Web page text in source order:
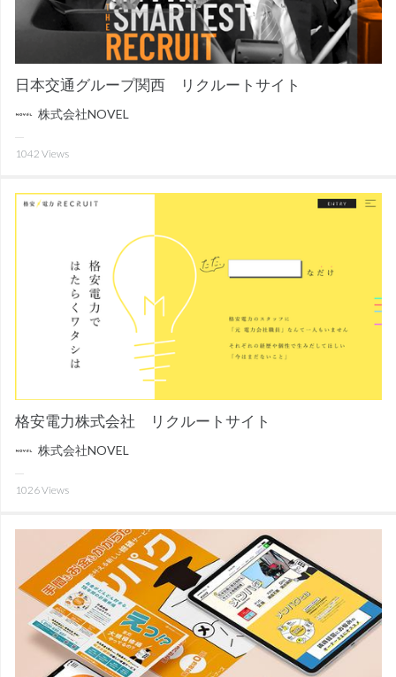
日本交通グループ関西 リクルートサイト
株式会社NOVEL
1042 Views
格安電力株式会社 リクルートサイト
株式会社NOVEL
1026Views